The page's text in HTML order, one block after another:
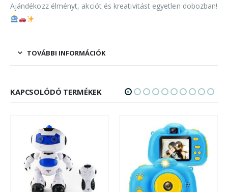
Ajándékozz élményt, akciót és kreativitást egyetlen dobozban!
TOVÁBBI INFORMÁCIÓK
KAPCSOLÓDÓ TERMÉKEK